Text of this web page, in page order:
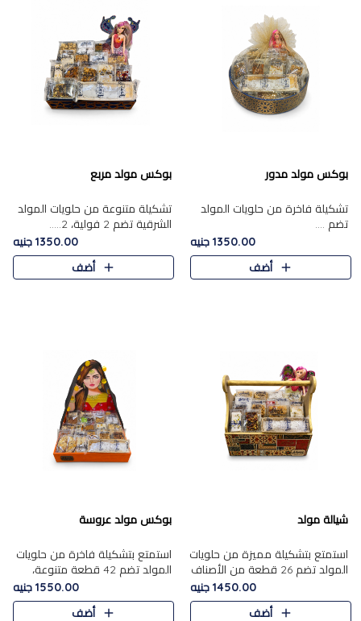
بوكس مولد مدور
تشكيلة فاخرة من حلويات المولد
تضم ....
1350.00 جنيه
أضف
بوكس مولد مربع
تشكيلة متنوعة من حلويات المولد
الشرقية تضم 2 فولية، 2.....
1350.00 جنيه
أضف
شيالة مولد
استمتع بتشكيلة مميزة من حلويات
المولد تضم 26 قطعة من الأصناف
الشرقية المتنوعة......1450.00 جنيه
أضف
بوكس مولد عروسة
استمتع بتشكيلة فاخرة من حلويات
المولد تضم 42 قطعة متنوعة،
1550.00 جنيه
أضف